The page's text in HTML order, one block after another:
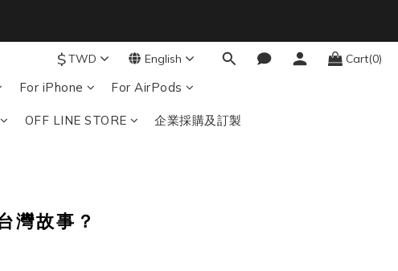
00
Seconds
$TWD English Cart(0)
For iPhone For AirPods
OFF LINE STORE 企業採購及訂製
灣故事？